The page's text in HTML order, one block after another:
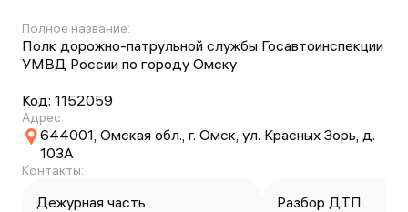
Полное название:
Полк дорожно-патрульной службы Госавтоинспекции
УМВД России по городу Омску
Код: 1152059
Адрес:
644001, Омская обл., г. Омск, ул. Красных Зорь, д.
103А
Контакты:
Дежурная часть Разбор ДТП